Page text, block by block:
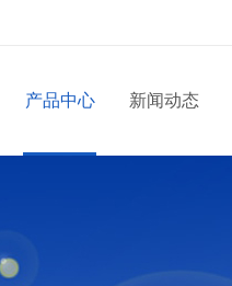
产品中心 新闻动态